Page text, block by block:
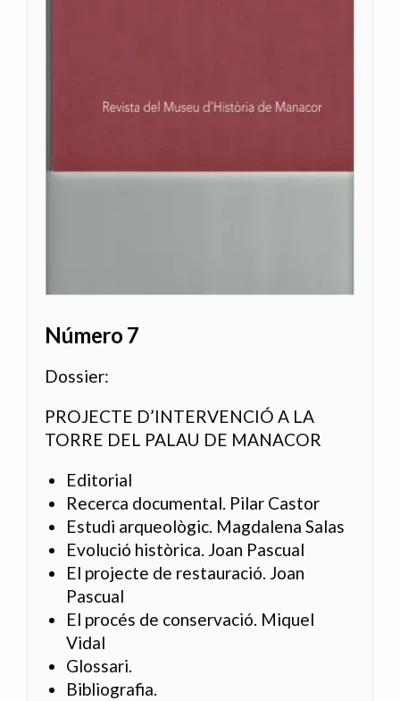
Número 7
Dossier:
PROJECTE D’INTERVENCIÓ A LA
TORRE DEL PALAU DE MANACOR
Editorial
Recerca documental. Pilar Castor
Estudi arqueològic. Magdalena Salas
Evolució històrica. Joan Pascual
El projecte de restauració. Joan
Pascual
El procés de conservació. Miquel
Vidal
Glossari.
Bibliografia.